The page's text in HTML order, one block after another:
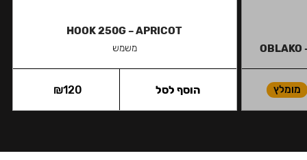
OBLAKO
מומלץ
HOOK 250G – APRICOT
משמש
₪120 הוסף לסל